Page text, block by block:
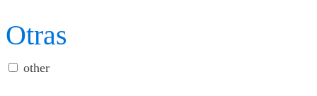
Otras
other